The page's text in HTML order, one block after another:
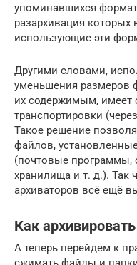
упоминавшихся
разархивация
использующие эти
Другими словами,
уменьшения размеров
их содержимым, имеет
транспортировки
Такое решение
файлов,
(почтовые программы,
хранилища и т. д.). Так
архиваторов всё ещё
Как
А теперь перейдем к